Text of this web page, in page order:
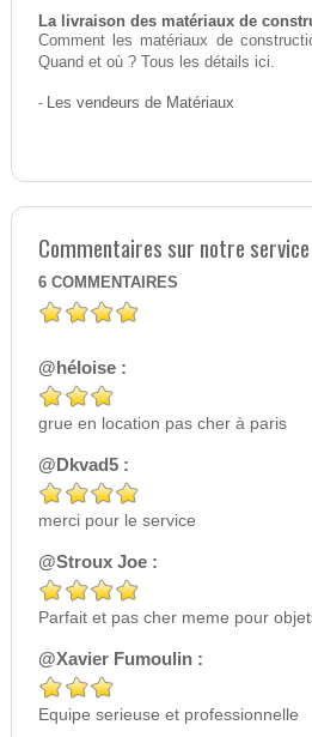
La livraison des matériaux de
Comment les matériaux de
Quand et où ? Tous les détails ici.
- Les vendeurs de Matériaux
Commentaires sur notre
6 COMMENTAIRES
@héloise :
grue en location pas cher à paris
@Dkvad5 :
merci pour le service
@Stroux Joe :
Parfait et pas cher meme pour
@Xavier Fumoulin :
Equipe serieuse et professionnelle